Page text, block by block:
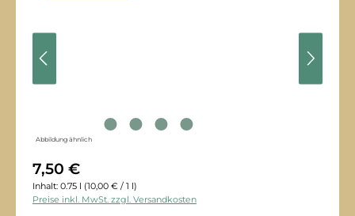
Abbildung ähnlich
7,50 €
Inhalt: 0.75 l (10,00 € / 1 l)
Preise inkl. MwSt. zzgl. Versandkosten